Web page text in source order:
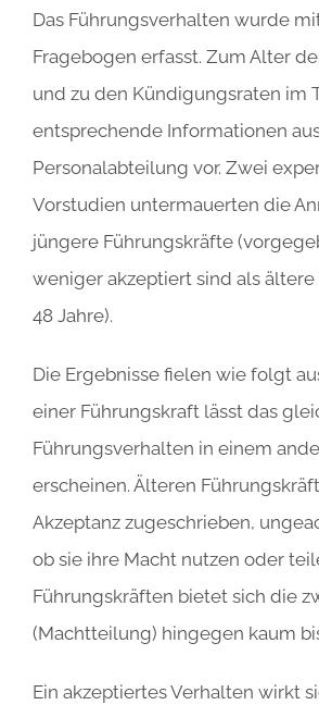
Das Führungsverhalten wurde
Fragebogen erfasst. Zum Alter
und zu den Kündigungsraten im
entsprechende Informationen
Personalabteilung vor. Zwei
Vorstudien untermauerten die
jüngere Führungskräfte
weniger akzeptiert sind als
48 Jahre).
Die Ergebnisse fielen wie folgt
einer Führungskraft lässt das
Führungsverhalten in einem
erscheinen. Älteren
Akzeptanz zugeschrieben,
ob sie ihre Macht nutzen oder
Führungskräften bietet sich die
(Machtteilung) hingegen kaum
Ein akzeptiertes Verhalten wirkt